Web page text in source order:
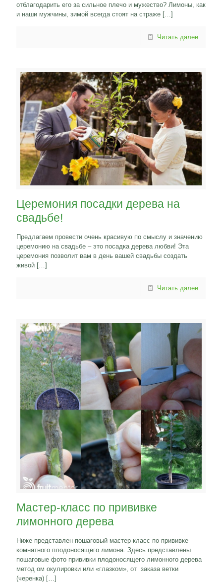
отблагодарить его за сильное плечо и мужество? Лимоны, как
и наши мужчины, зимой всегда стоят на страже […]
Читать далее
Церемония посадки дерева на
свадьбе!
Предлагаем провести очень красивую по смыслу и значению
церемонию на свадьбе – это посадка дерева любви! Эта
церемония позволит вам в день вашей свадьбы создать
живой […]
Читать далее
Мастер-класс по прививке
лимонного дерева
Ниже представлен пошаговый мастер-класс по прививке
комнатного плодоносящего лимона. Здесь представлены
пошаговые фото прививки плодоносящего лимонного дерева
метод ом окулировки или «глазком», от заказа ветки
(черенка) […]